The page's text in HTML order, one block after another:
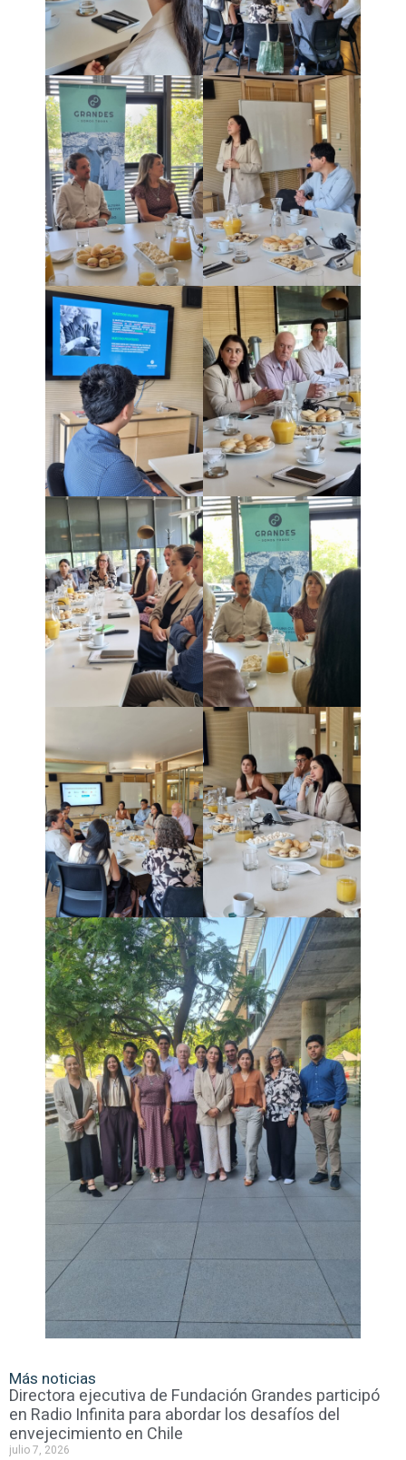
Más noticias
Directora ejecutiva de Fundación Grandes participó
en Radio Infinita para abordar los desafíos del
envejecimiento en Chile
julio 7, 2026